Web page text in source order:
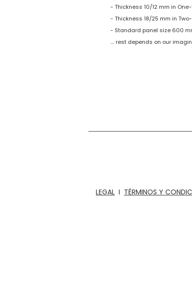
- Thickness 10/12 mm in
- Thickness 18/25 mm in
- Standard panel size 600
.... rest depends on our
LEGAL I TÉRMINOS Y